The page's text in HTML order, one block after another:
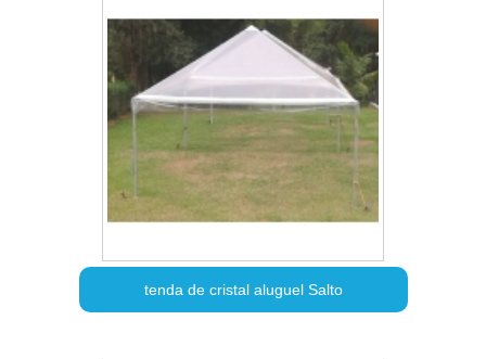
tenda de cristal aluguel Salto